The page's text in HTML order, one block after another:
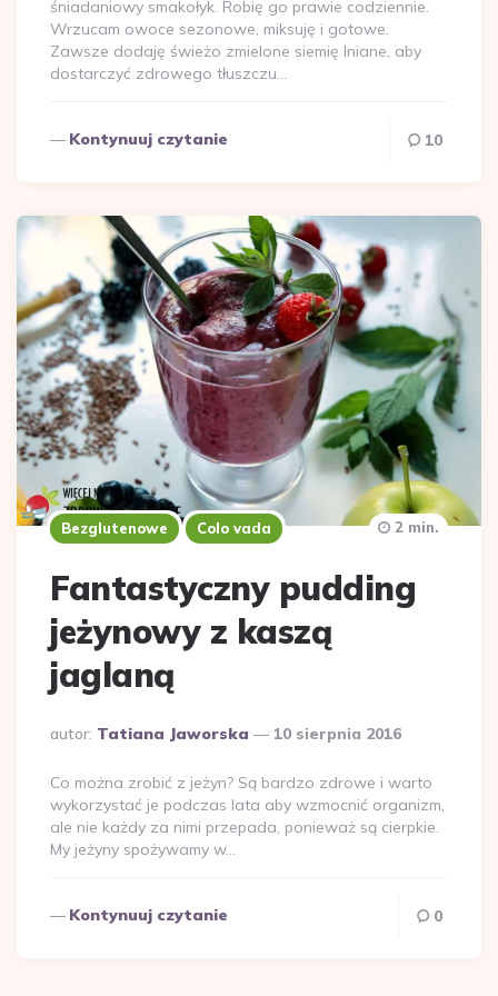
śniadaniowy smakołyk. Robię go prawie codziennie.
Wrzucam owoce sezonowe, miksuję i gotowe.
Zawsze dodaję świeżo zmielone siemię lniane, aby
dostarczyć zdrowego tłuszczu…
Kontynuuj czytanie 10
Bezglutenowe Colo vada
Fantastyczny pudding
jeżynowy z kaszą
jaglaną
Dodane
autor: Tatiana Jaworska 10 sierpnia 2016
2 min.
Co można zrobić z jeżyn? Są bardzo zdrowe i warto
wykorzystać je podczas lata aby wzmocnić organizm,
ale nie każdy za nimi przepada, ponieważ są cierpkie.
My jeżyny spożywamy w…
Kontynuuj czytanie 0